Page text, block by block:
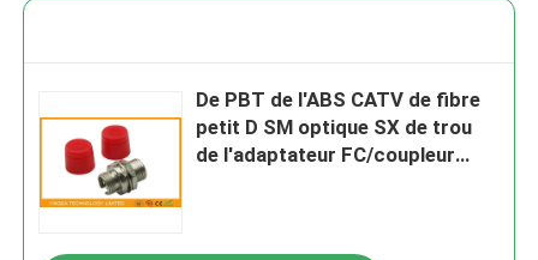
De PBT de l'ABS CATV de fibre
petit D SM optique SX de trou
de l'adaptateur FC/coupleur